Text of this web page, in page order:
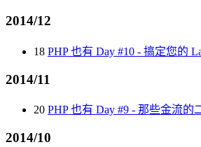
2014/12
18 PHP 也有 Day #10 - 搞定您的
2014/11
20 PHP 也有 Day #9 - 那些金流的
2014/10